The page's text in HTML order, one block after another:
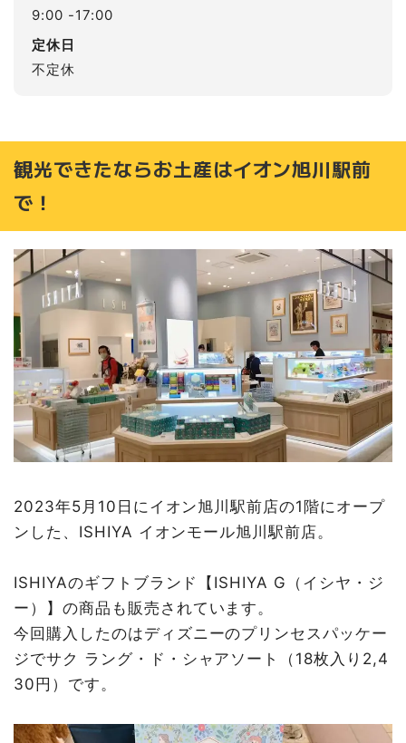
9:00 -17:00
定休日
不定休
観光できたならお土産はイオン旭川駅前
で！
2023年5月10日にイオン旭川駅前店の1階にオープ
ンした、ISHIYA イオンモール旭川駅前店。
ISHIYAのギフトブランド【ISHIYA G（イシヤ・ジ
ー）】の商品も販売されています。
今回購入したのはディズニーのプリンセスパッケー
ジでサク ラング・ド・シャアソート（18枚入り2,4
30円）です。